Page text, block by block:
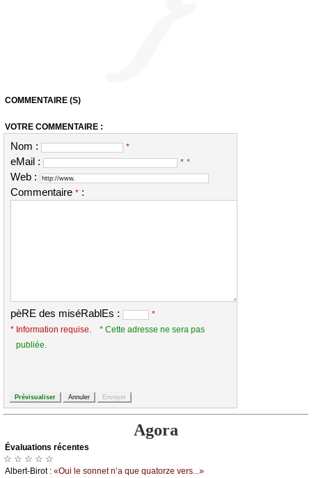
COMMENTAIRE (S)
VOTRE COMMENTAIRE :
Nom : *
eMail : * *
Web :
Commentaire * :
pèRE des miséRablEs :
*
* Information requise.
* Cette adresse ne sera pas
publiée.
Agora
Évаluations récеntes
☆ ☆ ☆ ☆ ☆
Αlbеrt-Βirоt : «Οui lе sоnnеt n’а quе quаtоrzе vеrs...»